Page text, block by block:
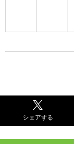
シェアする